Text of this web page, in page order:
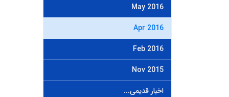
May 2016
Apr 2016
Feb 2016
Nov 2015
اخبار قدیمی...